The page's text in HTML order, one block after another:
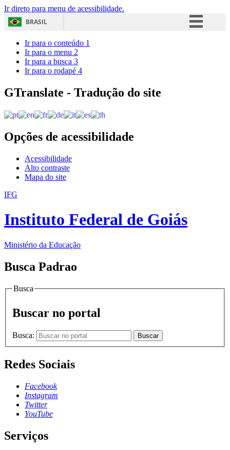
Ir direto para menu de acessibilidade.
BRASIL
Acesso à informação
Ir para o conteúdo 1
Ir para o menu 2
Ir para a busca 3
Ir para o rodapé 4
GTranslate - Tradução do site
Opções de acessibilidade
Acessibilidade
Alto contraste
Mapa do site
IFG
Instituto Federal de Goiás
Ministério da Educação
Busca Padrao
Busca
Buscar no portal
Busca: Buscar
Redes Sociais
Facebook
Instagram
Twitter
YouTube
Serviços